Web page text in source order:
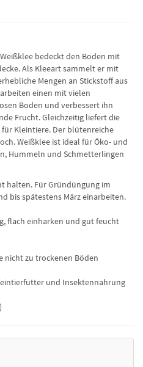
bedeckt den Boden mit
Als Kleeart sammelt er mit
Mengen an Stickstoff aus
einen mit vielen
Boden und verbessert ihn
Frucht. Gleichzeitig liefert die
Kleintiere. Der blütenreiche
Weißklee ist ideal für Öko- und
Hummeln und Schmetterlingen
halten. Für Gründüngung im
bis spätestens März einarbeiten.
flach einharken und gut feucht
nicht zu trockenen Böden
und Insektennahrung